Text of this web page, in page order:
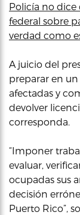
Policía no
federal sobre
verdad como
A juicio del
preparar en
afectadas y
devolver
corresponda.
“Imponer
evaluar,
ocupadas sus
decisión
Puerto Rico”,